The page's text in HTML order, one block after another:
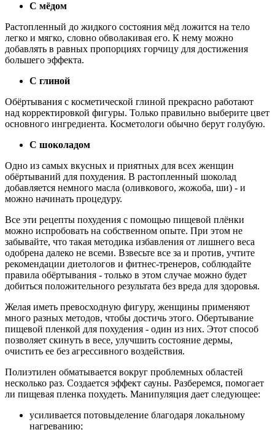
С мёдом
Растопленный до жидкого состояния мёд ложится на тело
легко и мягко, словно обволакивая его. К нему можно
добавлять в равных пропорциях горчицу для достижения
большего эффекта.
С глиной
Обёртывания с косметической глиной прекрасно работают
над корректировкой фигуры. Только правильно выберите цвет
основного ингредиента. Косметологи обычно берут голубую.
С шоколадом
Одно из самых вкусных и приятных для всех женщин
обёртываний для похудения. В растопленный шоколад
добавляется немного масла (оливкового, жожоба, ши) - и
можно начинать процедуру.
Все эти рецепты похудения с помощью пищевой плёнки
можно испробовать на собственном опыте. При этом не
забывайте, что такая методика избавления от лишнего веса
одобрена далеко не всеми. Взвесьте все за и против, учтите
рекомендации диетологов и фитнес-тренеров, соблюдайте
правила обёртывания - только в этом случае можно будет
добиться положительного результата без вреда для здоровья.
Желая иметь превосходную фигуру, женщины применяют
много разных методов, чтобы достичь этого. Обертывание
пищевой пленкой для похудения - один из них. Этот способ
позволяет скинуть в весе, улучшить состояние дермы,
очистить ее без агрессивного воздействия.
Полиэтилен обматывается вокруг проблемных областей
несколько раз. Создается эффект сауны. Разберемся, помогает
ли пищевая пленка похудеть. Манипуляция дает следующее:
усиливается потовыделение благодаря локальному
нагреванию;